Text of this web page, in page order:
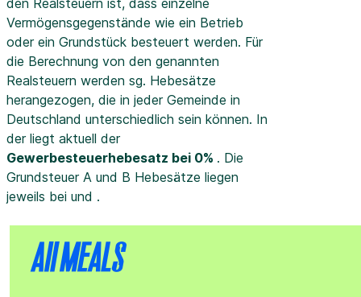
Vermögensgegenstände wie ein Betrieb
oder ein Grundstück besteuert werden. Für
die Berechnung von den genannten
Realsteuern werden sg. Hebesätze
herangezogen, die in jeder Gemeinde in
Deutschland unterschiedlich sein können. In
der liegt aktuell der
Gewerbesteuerhebesatz bei 0% . Die
Grundsteuer A und B Hebesätze liegen
jeweils bei und .